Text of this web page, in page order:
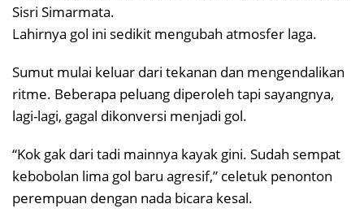
Sisri Simarmata.
Lahirnya gol ini sedikit mengubah atmosfer laga.
Sumut mulai keluar dari tekanan dan mengendalikan
ritme. Beberapa peluang diperoleh tapi sayangnya,
lagi-lagi, gagal dikonversi menjadi gol.
“Kok gak dari tadi mainnya kayak gini. Sudah sempat
kebobolan lima gol baru agresif,” celetuk penonton
perempuan dengan nada bicara kesal.